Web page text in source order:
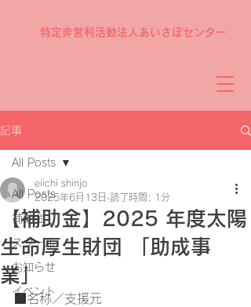
特定非営利活動法人あいさぽセンター
記事
All Posts
補助金
スクール
お知らせ
イベント
All Posts
【補助金】2025 年度太陽
生命厚生財団 「助成事
業」
eiichi shinjo
2025年6月13日 読了時間: 1分
■名称／支援元